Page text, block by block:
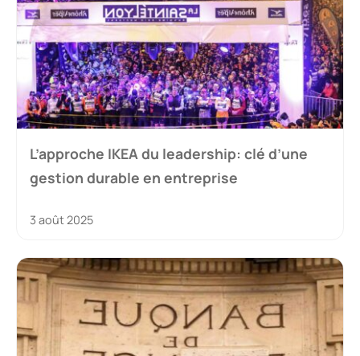
L’approche IKEA du leadership: clé d’une
gestion durable en entreprise
3 août 2025